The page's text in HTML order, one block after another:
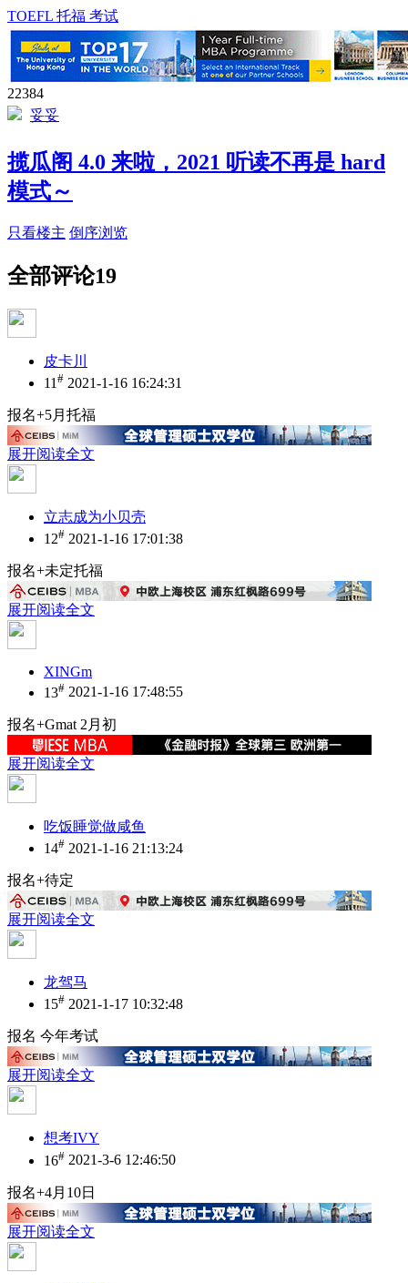
TOEFL 托福 考试
22384
妥妥
揽瓜阁 4.0 来啦，2021 听读不再是 hard
模式～
只看楼主 倒序浏览
全部评论19
皮卡川
11 # 2021-1-16 16:24:31
报名+5月托福
展开阅读全文
立志成为小贝壳
12# 2021-1-16 17:01:38
报名+未定托福
展开阅读全文
XINGm
13# 2021-1-16 17:48:55
报名+Gmat 2月初
展开阅读全文
吃饭睡觉做咸鱼
14# 2021-1-16 21:13:24
报名+待定
展开阅读全文
龙驾马
15# 2021-1-17 10:32:48
报名 今年考试
展开阅读全文
想考IVY
16# 2021-3-6 12:46:50
报名+4月10日
展开阅读全文